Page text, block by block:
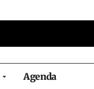
Agenda